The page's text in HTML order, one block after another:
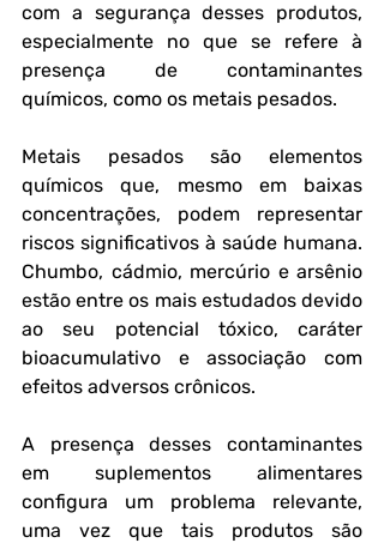
com a segurança desses produtos,
especialmente no que se refere à
presença de contaminantes
químicos, como os metais pesados.
Metais pesados são elementos
químicos que, mesmo em baixas
concentrações, podem representar
riscos significativos à saúde humana.
Chumbo, cádmio, mercúrio e arsênio
estão entre os mais estudados devido
ao seu potencial tóxico, caráter
bioacumulativo e associação com
efeitos adversos crônicos.
A presença desses contaminantes
em suplementos alimentares
configura um problema relevante,
uma vez que tais produtos são